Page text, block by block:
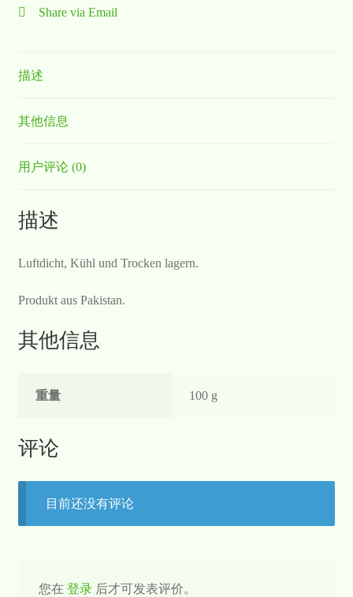
Share via Email
描述
其他信息
用户评论 (0)
描述
Luftdicht, Kühl und Trocken lagern.
Produkt aus Pakistan.
其他信息
重量 100 g
评论
目前还没有评论
您在 登录后才可发表评价。